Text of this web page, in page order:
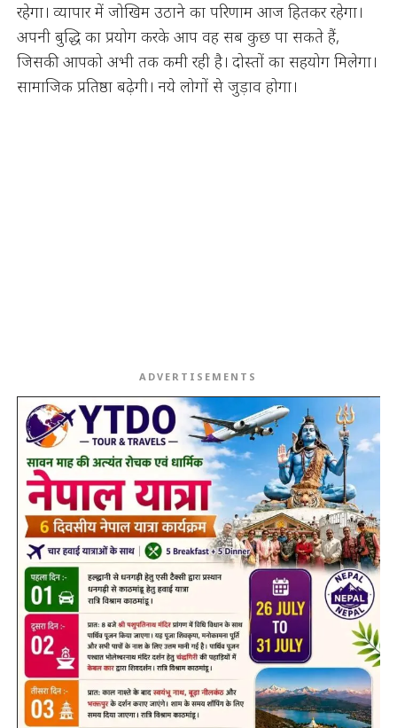
रहेगा। व्यापार में जोखिम उठाने का परिणाम आज हितकर रहेगा।
अपनी बुद्धि का प्रयोग करके आप वह सब कुछ पा सकते हैं,
जिसकी आपको अभी तक कमी रही है। दोस्तों का सहयोग मिलेगा।
सामाजिक प्रतिष्ठा बढ़ेगी। नये लोगों से जुड़ाव होगा।
ADVERTISEMENTS